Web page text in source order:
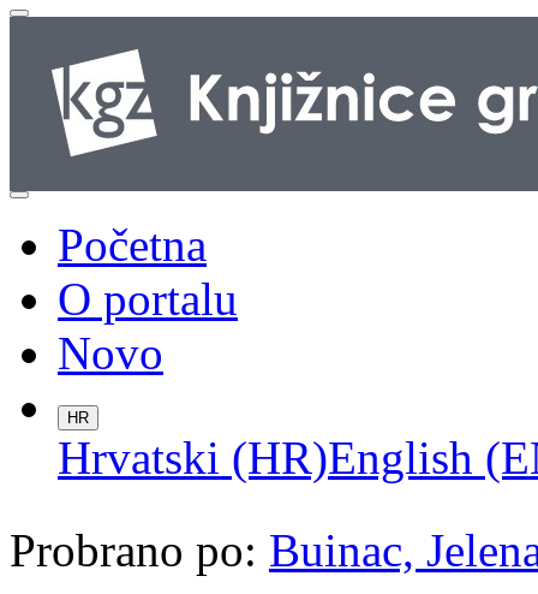
Početna
O portalu
Novo
HR
Hrvatski (HR)English
Probrano po: Buinac,